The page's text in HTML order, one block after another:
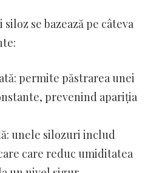
se bazează pe câteva
permite păstrarea unei
prevenind apariția
unele silozuri includ
care reduc umiditatea